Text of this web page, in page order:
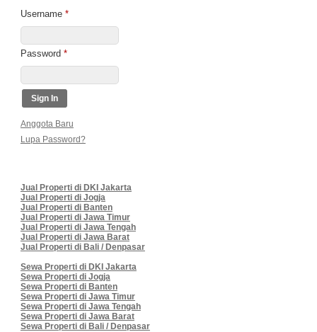
Username *
Password *
Anggota Baru
Lupa Password?
Jual Properti di DKI Jakarta
Jual Properti di Jogja
Jual Properti di Banten
Jual Properti di Jawa Timur
Jual Properti di Jawa Tengah
Jual Properti di Jawa Barat
Jual Properti di Bali / Denpasar
Sewa Properti di DKI Jakarta
Sewa Properti di Jogja
Sewa Properti di Banten
Sewa Properti di Jawa Timur
Sewa Properti di Jawa Tengah
Sewa Properti di Jawa Barat
Sewa Properti di Bali / Denpasar